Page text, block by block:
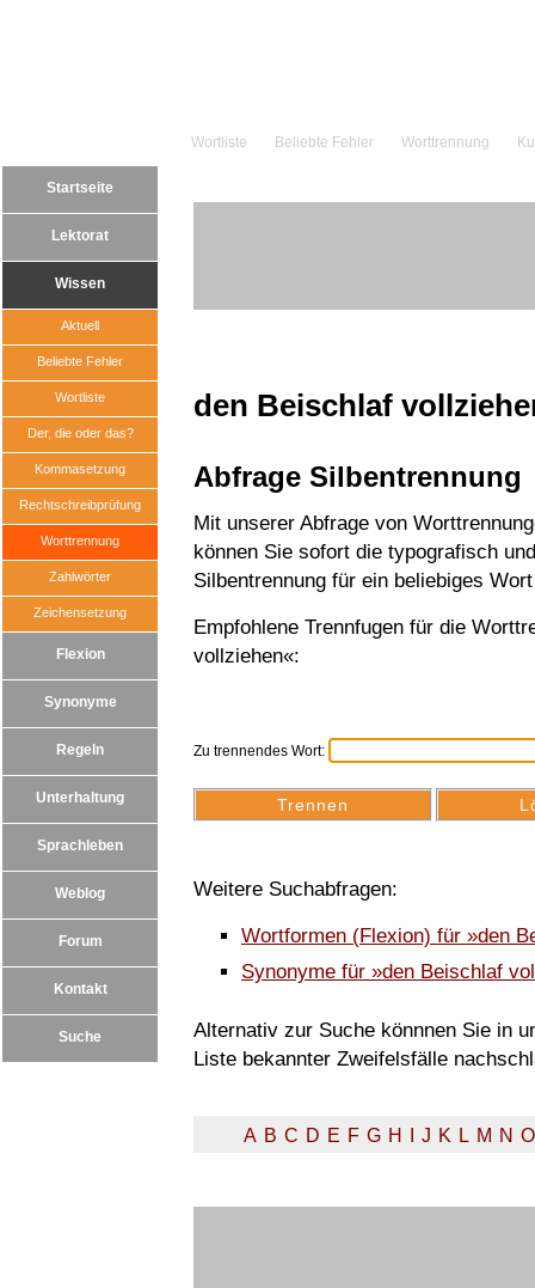
Wortliste Beliebte Fehler Worttrennung
Startseite
Lektorat
Wissen
Aktuell
Beliebte Fehler
Wortliste
Der, die oder das?
Kommasetzung
Rechtschreibprüfung
Worttrennung
Zahlwörter
Zeichensetzung
Flexion
Synonyme
Regeln
Unterhaltung
Sprachleben
Weblog
Forum
Kontakt
Suche
den Beischlaf
Abfrage Silbentrennung
Mit unserer Abfrage von
können Sie sofort die typografisch
Silbentrennung für ein beliebiges
Empfohlene Trennfugen für die
vollziehen«:
Zu trennendes Wort:
Weitere Suchabfragen:
Wortformen (Flexion) für »den
Synonyme für »den Beischlaf
Alternativ zur Suche könnnen Sie in
Liste bekannter Zweifelsfälle
A B C D E F G H J K L M N O